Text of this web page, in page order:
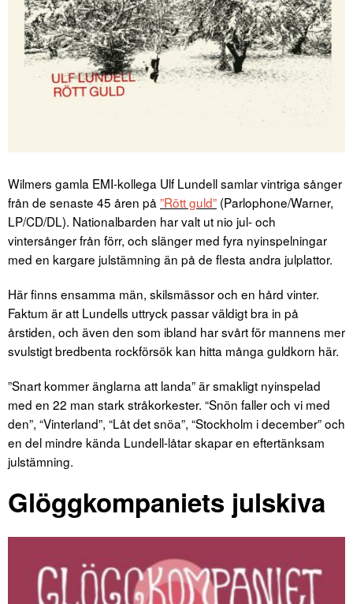
Wilmers gamla EMI-kollega Ulf Lundell samlar vintriga sånger
från de senaste 45 åren på ”Rött guld” (Parlophone/Warner,
LP/CD/DL). Nationalbarden har valt ut nio jul- och
vintersånger från förr, och slänger med fyra nyinspelningar
med en kargare julstämning än på de flesta andra julplattor.
Här finns ensamma män, skilsmässor och en hård vinter.
Faktum är att Lundells uttryck passar väldigt bra in på
årstiden, och även den som ibland har svårt för mannens mer
svulstigt bredbenta rockförsök kan hitta många guldkorn här.
”Snart kommer änglarna att landa” är smakligt nyinspelad
med en 22 man stark stråkorkester. “Snön faller och vi med
den”, “Vinterland”, “Låt det snöa”, “Stockholm i december” och
en del mindre kända Lundell-låtar skapar en eftertänksam
julstämning.
Glöggkompaniets julskiva